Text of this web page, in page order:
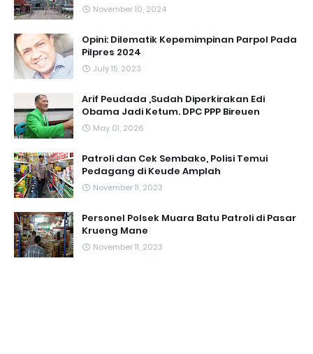
November 10, 2024
Opini: Dilematik Kepemimpinan Parpol Pada
Pilpres 2024
July 15, 2023
Arif Peudada ,Sudah Diperkirakan Edi
Obama Jadi Ketum. DPC PPP Bireuen
May 01, 2026
Patroli dan Cek Sembako, Polisi Temui
Pedagang di Keude Amplah
November 11, 2023
Personel Polsek Muara Batu Patroli di Pasar
Krueng Mane
November 11, 2023